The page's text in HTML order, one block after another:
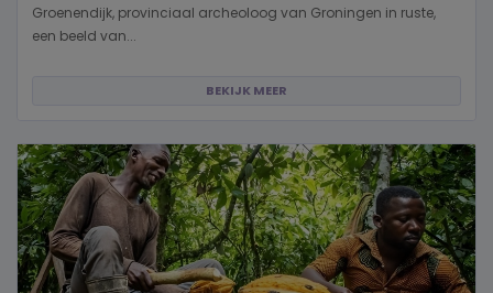
Groenendijk, provinciaal archeoloog van Groningen in ruste,
een beeld van...
BEKIJK MEER